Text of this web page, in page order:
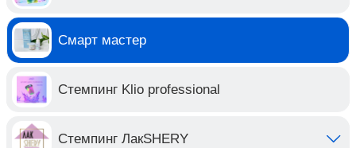
Смарт мастер
Стемпинг Klio professional
Стемпинг ЛакSHERY